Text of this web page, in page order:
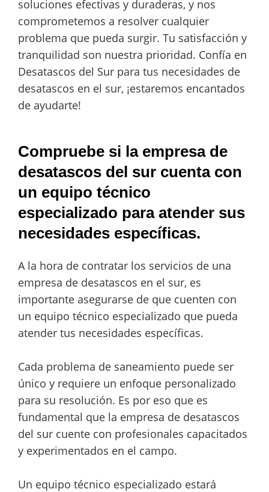
soluciones efectivas y duraderas, y nos
comprometemos a resolver cualquier
problema que pueda surgir. Tu satisfacción y
tranquilidad son nuestra prioridad. Confía en
Desatascos del Sur para tus necesidades de
desatascos en el sur, ¡estaremos encantados
de ayudarte!
Compruebe si la empresa de
desatascos del sur cuenta con
un equipo técnico
especializado para atender sus
necesidades específicas.
A la hora de contratar los servicios de una
empresa de desatascos en el sur, es
importante asegurarse de que cuenten con
un equipo técnico especializado que pueda
atender tus necesidades específicas.
Cada problema de saneamiento puede ser
único y requiere un enfoque personalizado
para su resolución. Es por eso que es
fundamental que la empresa de desatascos
del sur cuente con profesionales capacitados
y experimentados en el campo.
Un equipo técnico especializado estará